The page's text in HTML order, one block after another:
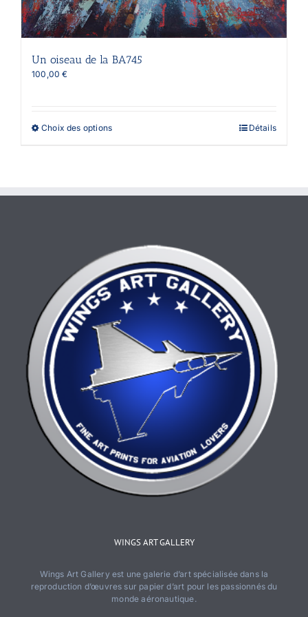
Un oiseau de la BA745
100,00€
Choix des optionsCe
sur
page
du
produit
Détails
WINGS ART GALLERY
Wings Art Gallery est une galerie d’art spécialisée dans la
reproduction d’œuvres sur papier d’art pour les passionnés du
monde aéronautique.